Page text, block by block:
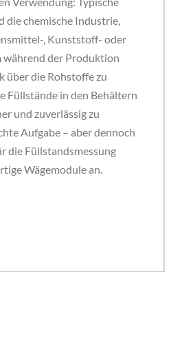
die chemische Industrie,
, Kunststoff- oder
während der Produktion
über die Rohstoffe zu
Füllstände in den Behältern
und zuverlässig zu
Aufgabe – aber dennoch
die Füllstandsmessung
Wägemodule an.